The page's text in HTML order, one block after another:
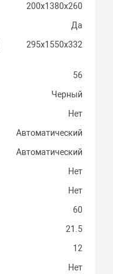
200х1380х260
Да
295х1550х332
56
Черный
Нет
Автоматический
Автоматический
Нет
Нет
60
21.5
12
Нет